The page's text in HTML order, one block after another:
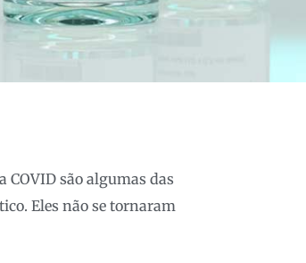
são algumas das
Eles não se tornaram